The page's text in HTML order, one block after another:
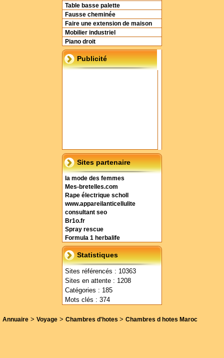
Table basse palette
Fausse cheminée
Faire une extension de maison
Mobilier industriel
Piano droit
Publicité
Sites partenaire
la mode des femmes
Mes-bretelles.com
Rape électrique scholl
www.appareilanticellulite
consultant seo
Br1o.fr
Spray rescue
Formula 1 herbalife
Statistiques
Sites référencés : 10363
Sites en attente : 1208
Catégories : 185
Mots clés : 374
Annuaire > Voyage > Chambres d'hotes > Chambres d hotes Maroc